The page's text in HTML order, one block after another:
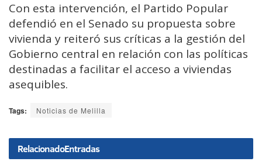
Con esta intervención, el Partido Popular
defendió en el Senado su propuesta sobre
vivienda y reiteró sus críticas a la gestión del
Gobierno central en relación con las políticas
destinadas a facilitar el acceso a viviendas
asequibles.
Tags: Noticias de Melilla
RelacionadoEntradas